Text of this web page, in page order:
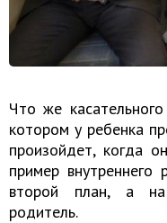
Что же
котором у ребенка
произойдет, когда
пример
второй план, а на
родитель.